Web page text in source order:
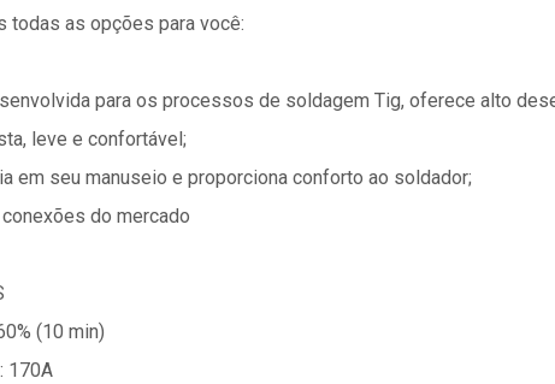
todas as opções para você:
para os processos de soldagem Tig, oferece alto
leve e confortável;
em seu manuseio e proporciona conforto ao soldador;
do mercado
(10 min)
170A